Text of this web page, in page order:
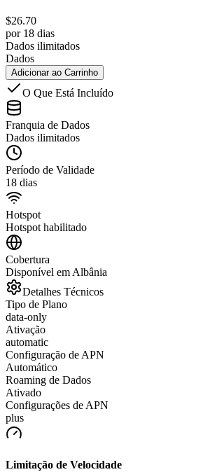
$26.70
por 18 dias
Dados ilimitados
Dados
Adicionar ao Carrinho
O Que Está Incluído
Franquia de Dados
Dados ilimitados
Período de Validade
18 dias
Hotspot
Hotspot habilitado
Cobertura
Disponível em Albânia
Detalhes Técnicos
Tipo de Plano
data-only
Ativação
automatic
Configuração de APN
Automático
Roaming de Dados
Ativado
Configurações de APN
plus
Limitação de Velocidade